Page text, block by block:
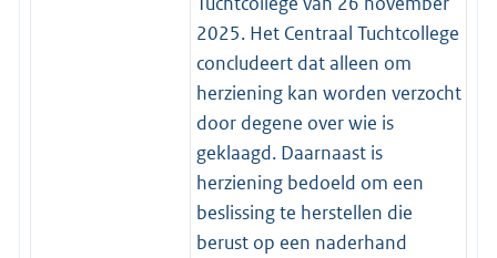
2025. Het Centraal Tuchtcollege
concludeert dat alleen om
herziening kan worden verzocht
door degene over wie is
geklaagd. Daarnaast is
herziening bedoeld om een
beslissing te herstellen die
berust op een naderhand